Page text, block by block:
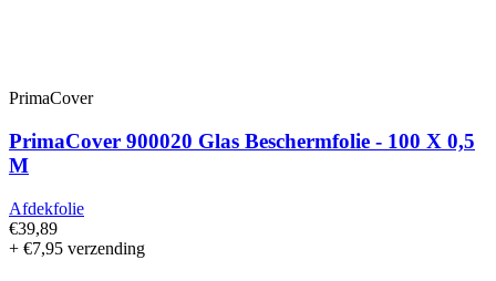
PrimaCover
PrimaCover 900020 Glas Beschermfolie - 100 X 0,5
M
Afdekfolie
€39,89
+ €7,95 verzending